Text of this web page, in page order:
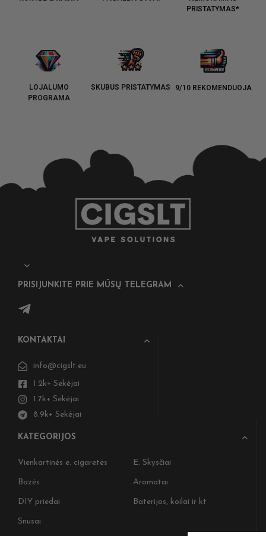
PRISTATYMAS*
LOJALUMO
PROGRAMA
SKUBUS PRISTATYMAS 9/10 REKOMENDUOJA
PRISIJUNKITE PRIE MŪSŲ TELEGRAM
KONTAKTAI
info@cigslt.eu
1.2k+ Sekėjai
1.7k+ Sekėjai
8.9k+ Sekėjai
KATEGORIJOS
Vienkartinės e. cigaretės E. Skysčiai
Bazės Aromatai
DIY priedai Baterijos, koilai ir kt
Snusai